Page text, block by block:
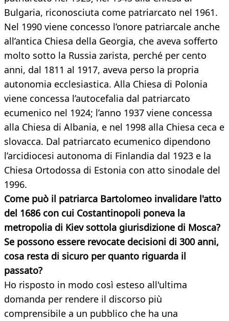
Bulgaria, riconosciuta come patriarcato nel 1961.
Nel 1990 viene concesso l’onore patriarcale anche
all’antica Chiesa della Georgia, che aveva sofferto
molto sotto la Russia zarista, perché per cento
anni, dal 1811 al 1917, aveva perso la propria
autonomia ecclesiastica. Alla Chiesa di Polonia
viene concessa l’autocefalia dal patriarcato
ecumenico nel 1924; l’anno 1937 viene concessa
alla Chiesa di Albania, e nel 1998 alla Chiesa ceca e
slovacca. Dal patriarcato ecumenico dipendono
l’arcidiocesi autonoma di Finlandia dal 1923 e la
Chiesa Ortodossa di Estonia con atto sinodale del
1996.
Come può il patriarca Bartolomeo invalidare l'atto
del 1686 con cui Costantinopoli poneva la
metropolia di Kiev sottola giurisdizione di Mosca?
Se possono essere revocate decisioni di 300 anni,
cosa resta di sicuro per quanto riguarda il
passato?
Ho risposto in modo così esteso all'ultima
domanda per rendere il discorso più
comprensibile a un pubblico che ha una